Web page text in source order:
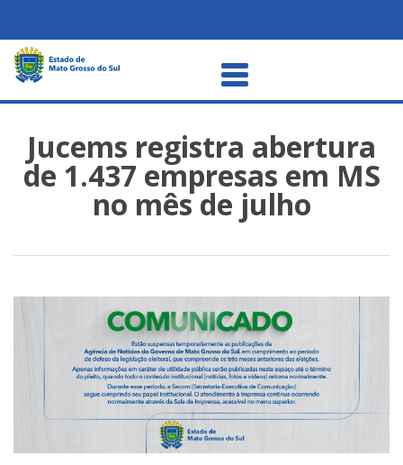
Jucems registra abertura
de 1.437 empresas em MS
no mês de julho